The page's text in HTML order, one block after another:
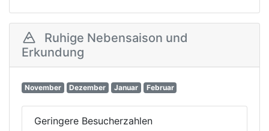
Ruhige Nebensaison und
Erkundung
November Dezember Januar Februar
Geringere Besucherzahlen